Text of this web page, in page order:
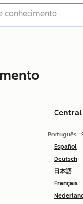
Português :
Español
Deutsch
日本語
Français